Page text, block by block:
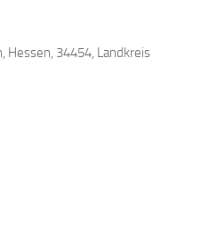
Hessen, 34454, Landkreis